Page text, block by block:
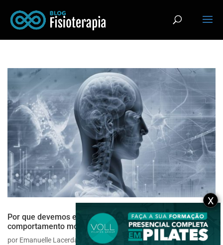
Por que devemos entender a complexidade do
comportamento motor?
por Emanuelle Lacerda jun 22, 2020 Fisioterapia Motora
X